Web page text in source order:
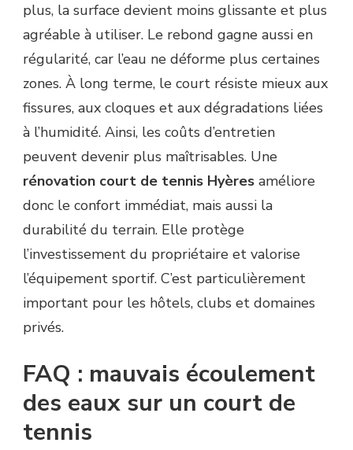
plus, la surface devient moins glissante et plus
agréable à utiliser. Le rebond gagne aussi en
régularité, car l’eau ne déforme plus certaines
zones. À long terme, le court résiste mieux aux
fissures, aux cloques et aux dégradations liées
à l’humidité. Ainsi, les coûts d’entretien
peuvent devenir plus maîtrisables. Une
rénovation court de tennis Hyères améliore
donc le confort immédiat, mais aussi la
durabilité du terrain. Elle protège
l’investissement du propriétaire et valorise
l’équipement sportif. C’est particulièrement
important pour les hôtels, clubs et domaines
privés.
FAQ : mauvais écoulement
des eaux sur un court de
tennis